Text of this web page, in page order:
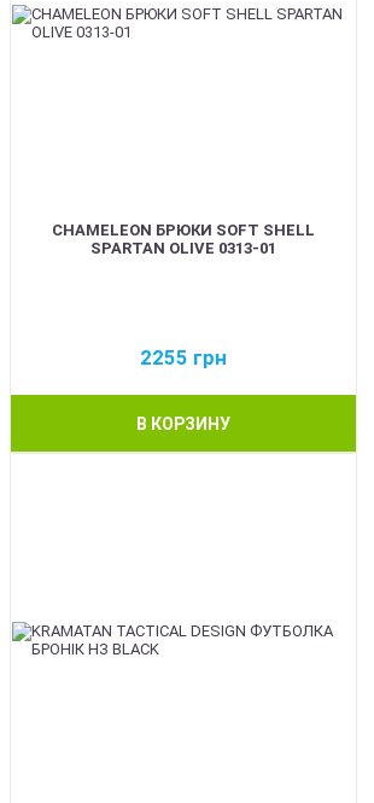
CHAMELEON БРЮКИ SOFT SHELL
SPARTAN OLIVE 0313-01
2255 грн
В КОРЗИНУ